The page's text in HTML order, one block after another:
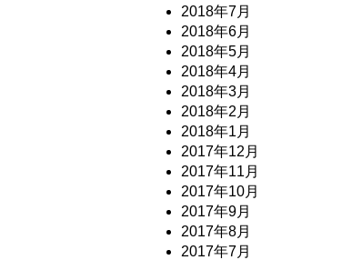
2018年7月
2018年6月
2018年5月
2018年4月
2018年3月
2018年2月
2018年1月
2017年12月
2017年11月
2017年10月
2017年9月
2017年8月
2017年7月